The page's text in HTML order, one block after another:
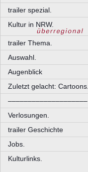
trailer spezial.
Kultur in NRW.
trailer Thema.
Auswahl.
Augenblick
Zuletzt gelacht: Cartoons.
––––––––––––––––––––
Verlosungen.
trailer Geschichte
Jobs.
Kulturlinks.